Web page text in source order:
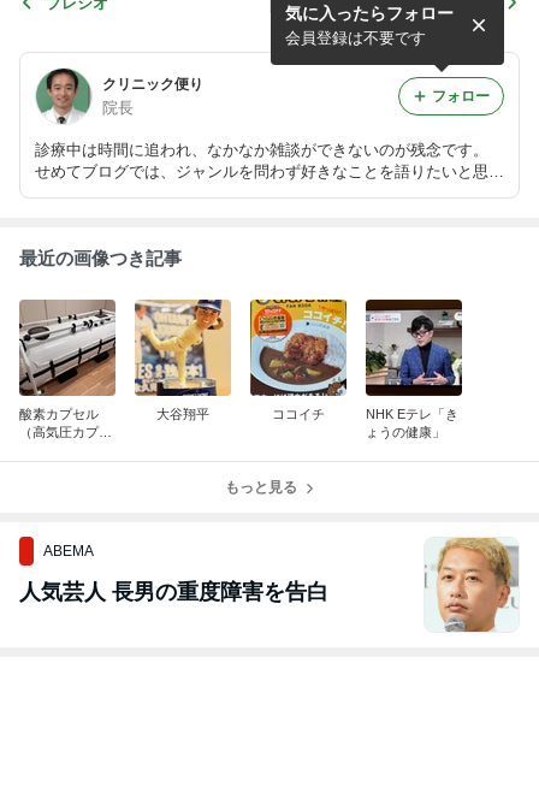
クリニック便り
院長
診療中は時間に追われ、なかなか雑談ができないのが残念です。
せめてブログでは、ジャンルを問わず好きなことを語りたいと思い
ます。 お気軽にご覧下さい。
気に入ったらフォロー
会員登録は不要です
フォロー
最近の画像つき記事
酸素カプセル
（高気圧カプセ
大谷翔平 ココイチ
NHK Eテレ「き
ょうの健康」
もっと見る
ABEMA
人気芸人 長男の重度障害を告白